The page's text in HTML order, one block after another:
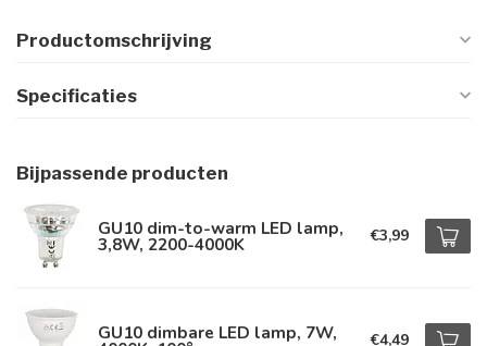
Productomschrijving
Specificaties
Bijpassende producten
GU10 dim-to-warm LED lamp,
3,8W, 2200-4000K €3,99
GU10 dimbare LED lamp, 7W, €4,49